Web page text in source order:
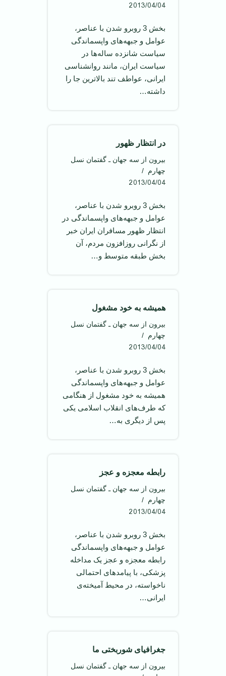
2013/04/04
بخش 3 روبرو شدن با عناصر،
عوامل و جبهه‌های واپسماندگی
سياست شانزده ساله‌ها در
سياست ايران، مانند روانشناسی
ايرانی، عواطف تند بالا‌ترين جا را
داشته…
در انتظار ظهور
بیرون از سه جهان ـ گفتمان نسل
چهارم
2013/04/04
بخش 3 روبرو شدن با عناصر،
عوامل و جبهه‌های واپسماندگی در
انتظار ظهور مسافران ایران خبر
از نگرانی روزافزون مردم، آن
بخش طبقه متوسط و…
همیشه به خود مشغول
بیرون از سه جهان ـ گفتمان نسل
چهارم
2013/04/04
بخش 3 روبرو شدن با عناصر،
عوامل و جبهه‌های واپسماندگی
همیشه به خود مشغول از هنگامی
که طرف‌های انقلاب اسلامی يکی
پس از ديگری به…
رابطه معجزه و عجز
بیرون از سه جهان ـ گفتمان نسل
چهارم
2013/04/04
بخش 3 روبرو شدن با عناصر،
عوامل و جبهه‌های واپسماندگی
رابطه معجزه و عجز یک مداخله
پزشکی، با پیامد‌های احتمالی
ناخواسته، در محیط آمیخته‌ی
ایرانی…
جغرافیای شوربختی ما
بیرون از سه جهان ـ گفتمان نسل